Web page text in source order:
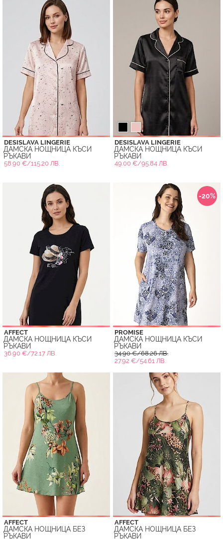
DESISLAVA LINGERIE
ДАМСКА НОЩНИЦА КЪСИ
РЪКАВИ
58.90 €/115.20 ЛВ.
DESISLAVA LINGERIE
ДАМСКА НОЩНИЦА КЪСИ
РЪКАВИ
49.00 €/95.84 ЛВ.
AFFECT
ДАМСКА НОЩНИЦА КЪСИ
РЪКАВИ
36.90 €/72.17 ЛВ.
-20%
PROMISE
ДАМСКА НОЩНИЦА КЪСИ
РЪКАВИ
34.90 €/68.26 ЛВ.
27.92 €/54.61 ЛВ.
AFFECT
ДАМСКА НОЩНИЦА БЕЗ
РЪКАВИ
AFFECT
ДАМСКА НОЩНИЦА БЕЗ
РЪКАВИ